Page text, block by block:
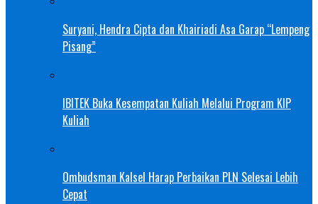
Suryani, Hendra Cipta dan Khairiadi Asa Garap “Lempeng
Pisang”
IBITEK Buka Kesempatan Kuliah Melalui Program KIP
Kuliah
Ombudsman Kalsel Harap Perbaikan PLN Selesai Lebih
Cepat